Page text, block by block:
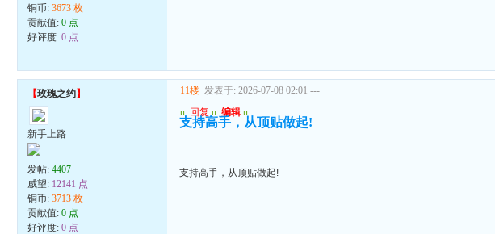
铜币:3673 枚
贡献值:0 点
好评度:0 点
【玫瑰之约】
新手上路
发帖:4407
威望: 12141 点
铜币:3713 枚
贡献值:0 点
好评度:0 点
11楼 发表于: 2026-07-08 02:01 ---
u 回复 u 编辑 u
支持高手，从顶贴做起!
支持高手，从顶贴做起!